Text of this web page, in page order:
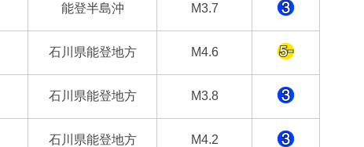
能登半島沖 M3.7
石川県能登地方 M4.6
石川県能登地方 M3.8
石川県能登地方 M4.2